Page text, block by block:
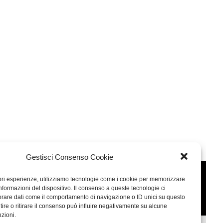
Gestisci Consenso Cookie
esperienze, utilizziamo tecnologie come i cookie per memorizzare
del dispositivo. Il consenso a queste tecnologie ci
dati come il comportamento di navigazione o ID unici su questo
o ritirare il consenso può influire negativamente su alcune
Concept: Annamaria De Paola - Realizzazione: AF
Cookie & Privacy Policy